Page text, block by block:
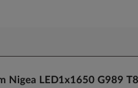
Nigea LED1x1650 G989